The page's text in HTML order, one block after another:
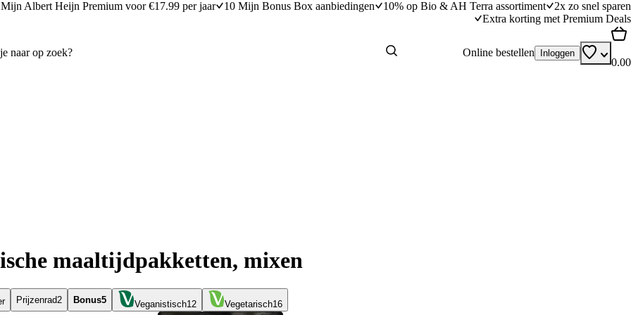
Mijn Albert Heijn Premium voor €17.99 per jaar 10 Mijn Bonus Box aanbiedingen 10% op Bio & AH Terra assortiment
2x zo snel sparen
Extra korting met Premium Deals
Online bestellen Inloggen
0.00
maaltijdpakketten, mixen
Prijzenrad2 Bonus5 Veganistisch12 Vegetarisch16